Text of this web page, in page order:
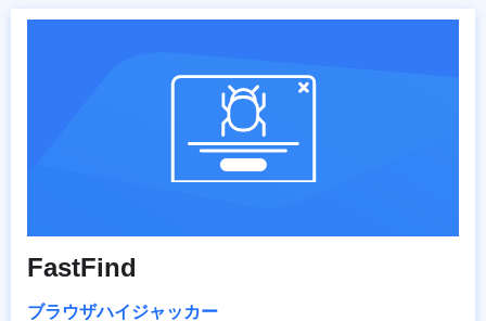
FastFind
ブラウザハイジャッカー